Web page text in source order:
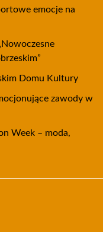
emocje na
Domu Kultury
zawody w
Week – moda,